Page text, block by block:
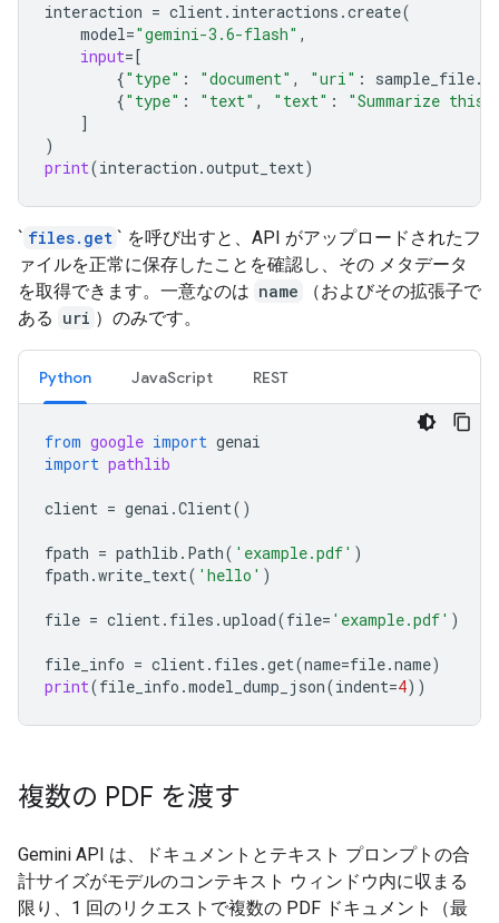
interaction = client. interactions .create(
model="gemini-3.6-flash" ,
input=[
{"type" : "document" , "uri" : sample_file.
{"type" : "text" , "text" :
"Summarize this
]
)
print(interaction .output_text)
` files.get ` を呼び出すと、API がアップロードされたフ
ァイルを正常に保存したことを確認し、その メタデータ
を取得できます。一意なのは name
（およびその拡張子で
ある uri ）のみです。
Python JavaScript REST
from google import genai
import pathlib
client = genai .Client()
fpath = pathlib . Path( 'example.pdf' )
fpath .write_text( 'hello' )
file = client. files .upload(file= 'example.pdf' )
file_info = client. files .get(name=file.name)
print(file_info .model_dump_json(indent=4))
複数の PDF を渡す
Gemini API は、ドキュメントとテキスト プロンプトの合
計サイズがモデルのコンテキスト ウィンドウ内に収まる
限り、1 回のリクエストで複数の PDF ドキュメント（最